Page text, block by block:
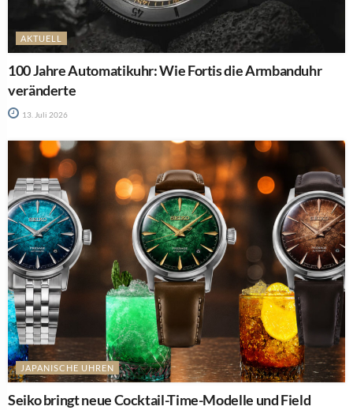
AKTUELL
100 Jahre Automatikuhr: Wie Fortis die Armbanduhr
veränderte
13. Juli 2026
JAPANISCHE UHREN
Seiko bringt neue Cocktail-Time-Modelle und Field